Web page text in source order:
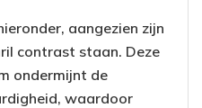
aangezien zijn
contrast staan. Deze
ondermijnt de
waardoor